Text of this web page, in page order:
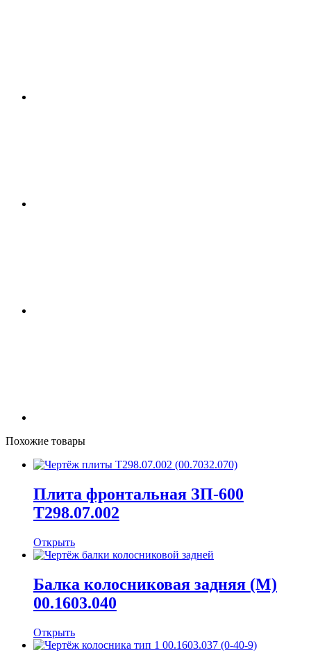
Похожие товары
Плита фронтальная ЗП-600
Т298.07.002
Открыть
Балка колосниковая задняя (М)
00.1603.040
Открыть